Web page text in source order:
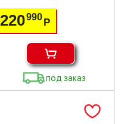
220990 Р
под заказ